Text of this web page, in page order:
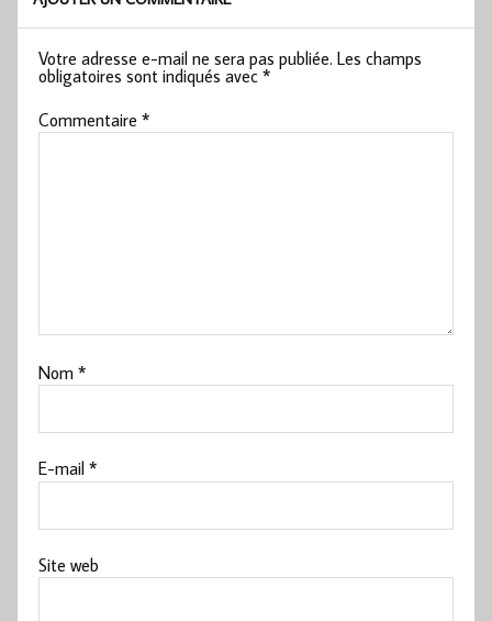
Votre adresse e-mail ne sera pas publiée. Les champs
obligatoires sont indiqués avec*
Commentaire*
Nom*
E-mail*
Site web